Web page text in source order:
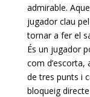
admirable.
jugador clau
tornar a fer el
És un jugador
com
de tres punts i
bloqueig